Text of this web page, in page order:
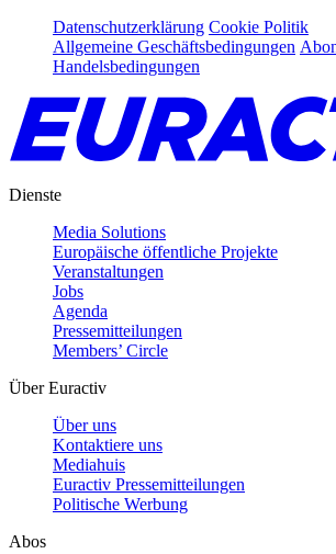
Datenschutzerklärung Cookie Politik
Allgemeine Geschäftsbedingungen
Handelsbedingungen
Dienste
Media Solutions
Europäische öffentliche Projekte
Veranstaltungen
Jobs
Agenda
Pressemitteilungen
Members’ Circle
Über Euractiv
Über uns
Kontaktiere uns
Mediahuis
Euractiv Pressemitteilungen
Politische Werbung
Abos